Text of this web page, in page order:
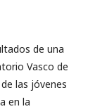
de una
Vasco de
las jóvenes
en la